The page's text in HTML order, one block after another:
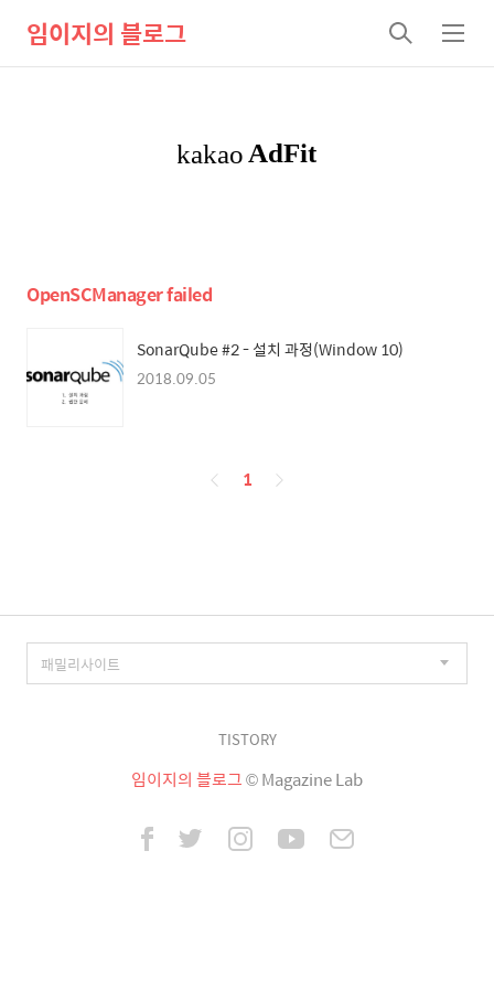
임이지의 블로그
검
색
메
뉴
OpenSCManager failed
SonarQube #2 - 설치 과정(Window 10)
2018.09.05
페
1
TISTORY
임이지의 블로그© Magazine Lab